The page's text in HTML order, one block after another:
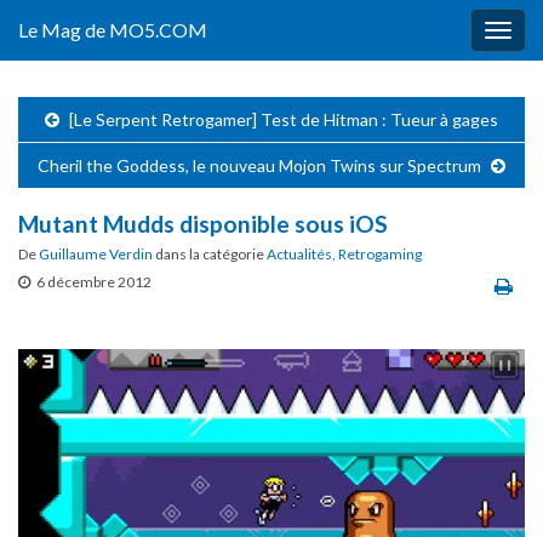
Le Mag de MO5.COM
[Le Serpent Retrogamer] Test de Hitman : Tueur à gages
Cheril the Goddess, le nouveau Mojon Twins sur Spectrum
Mutant Mudds disponible sous iOS
DeGuillaume Verdin dans la catégorieActualités, Retrogaming
6 décembre 2012